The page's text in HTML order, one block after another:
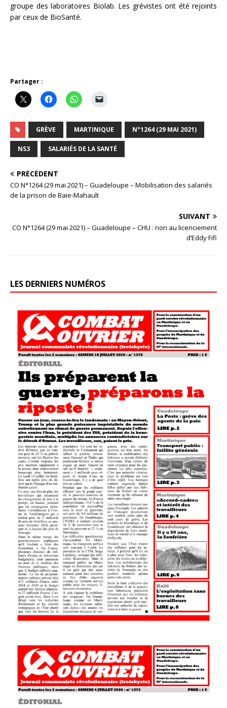
groupe des laboratoires Biolab. Les grévistes ont été rejoints
par ceux de BioSanté.
Partager :
GRÈVE MARTINIQUE N°1264 (29 MAI 2021)
NS3 SALARIÉS DE LA SANTÉ
PRÉCÉDENT
CO N°1264 (29 mai 2021) – Guadeloupe – Mobilisation des salariés
de la prison de Baie-Mahault
SUIVANT
CO N°1264 (29 mai 2021) – Guadeloupe – CHU : non au licenciement
d’Eddy Fifi
LES DERNIERS NUMÉROS